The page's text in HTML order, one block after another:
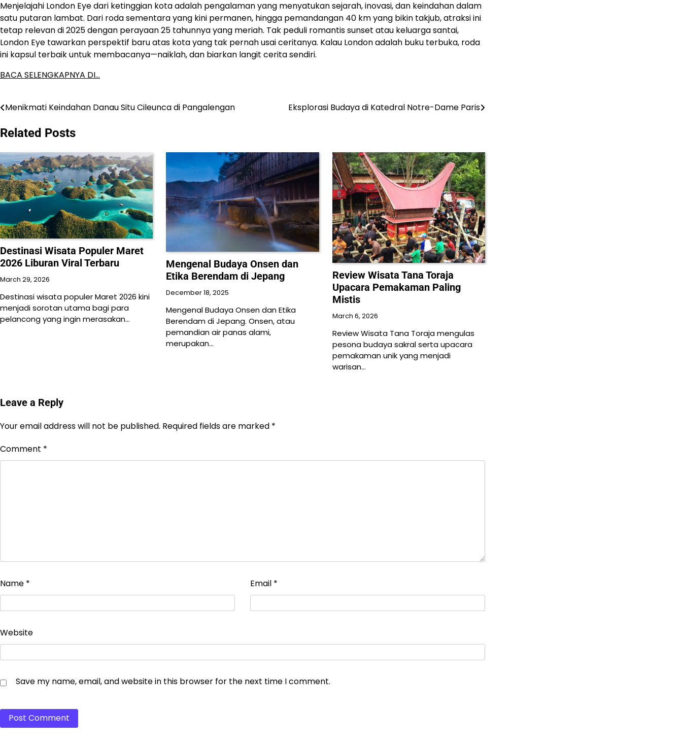
Menjelajahi London Eye dari ketinggian kota adalah pengalaman yang menyatukan sejarah, inovasi, dan keindahan dalam
satu putaran lambat. Dari roda sementara yang kini permanen, hingga pemandangan 40 km yang bikin takjub, atraksi ini
tetap relevan di 2025 dengan perayaan 25 tahunnya yang meriah. Tak peduli romantis sunset atau keluarga santai,
London Eye tawarkan perspektif baru atas kota yang tak pernah usai ceritanya. Kalau London adalah buku terbuka, roda
ini kapsul terbaik untuk membacanya—naiklah, dan biarkan langit cerita sendiri.
BACA SELENGKAPNYA DI…
Post
navigation
Menikmati Keindahan Danau Situ Cileunca di Pangalengan Eksplorasi Budaya di Katedral Notre-Dame Paris
Related Posts
Destinasi Wisata Populer Maret
2026 Liburan Viral Terbaru
March 29, 2026
Destinasi wisata populer Maret 2026 kini
menjadi sorotan utama bagi para
pelancong yang ingin merasakan…
Mengenal Budaya Onsen dan
Etika Berendam di Jepang
December 18, 2025
Mengenal Budaya Onsen dan Etika
Berendam di Jepang. Onsen, atau
pemandian air panas alami,
merupakan…
Review Wisata Tana Toraja
Upacara Pemakaman Paling
Mistis
March 6, 2026
Review Wisata Tana Toraja mengulas
pesona budaya sakral serta upacara
pemakaman unik yang menjadi
warisan…
Leave a Reply
Your email address will not be published. Required fields are marked *
Comment *
Name * Email *
Website
Save my name, email, and website in this browser for the next time I comment.